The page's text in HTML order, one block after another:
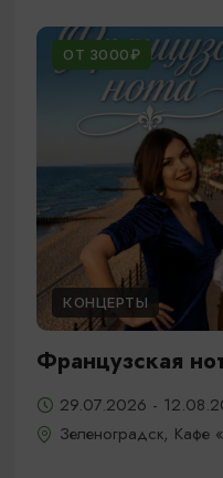
ОТ 3000₽
КОНЦЕРТЫ
Французская
29.07.2026 -
Зеленоградск, Кафе